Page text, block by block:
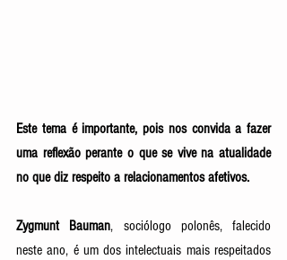
Este tema é importante, pois nos convida a fazer
uma reflexão perante o que se vive na atualidade
no que diz respeito a relacionamentos afetivos.
Zygmunt Bauman, sociólogo polonês, falecido
neste ano, é um dos intelectuais mais respeitados